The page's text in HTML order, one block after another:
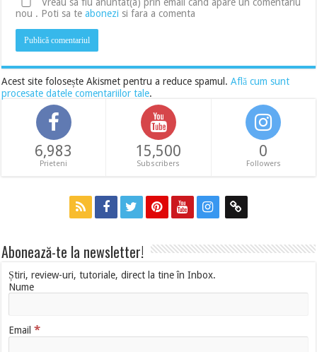
Vreau sa fiu anuntat(a) prin email cand apare un comentariu
nou . Poti sa teabonezi si fara a comenta
Acest site folosește Akismet pentru a reduce spamul.Află cum sunt
procesate datele comentariilor tale.
6,983
Prieteni
15,500
Subscribers
0
Followers
Abonează-te la newsletter!
Știri, review-uri, tutoriale, direct la tine în Inbox.
Nume
Email*